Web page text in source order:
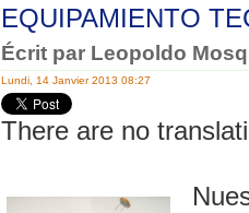
EQUIPAMIENTO
Écrit par Leopoldo
Lundi, 14 Janvier 2013 08:27
There are no